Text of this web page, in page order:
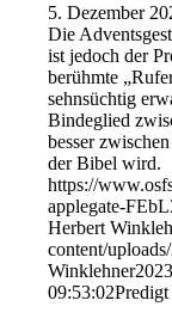
5. Dezember
Die
ist jedoch der
berühmte
sehnsüchtig
Bindeglied
besser
der Bibel wird.
https://
applegate-
Herbert
content/
Winklehner
09:53:02